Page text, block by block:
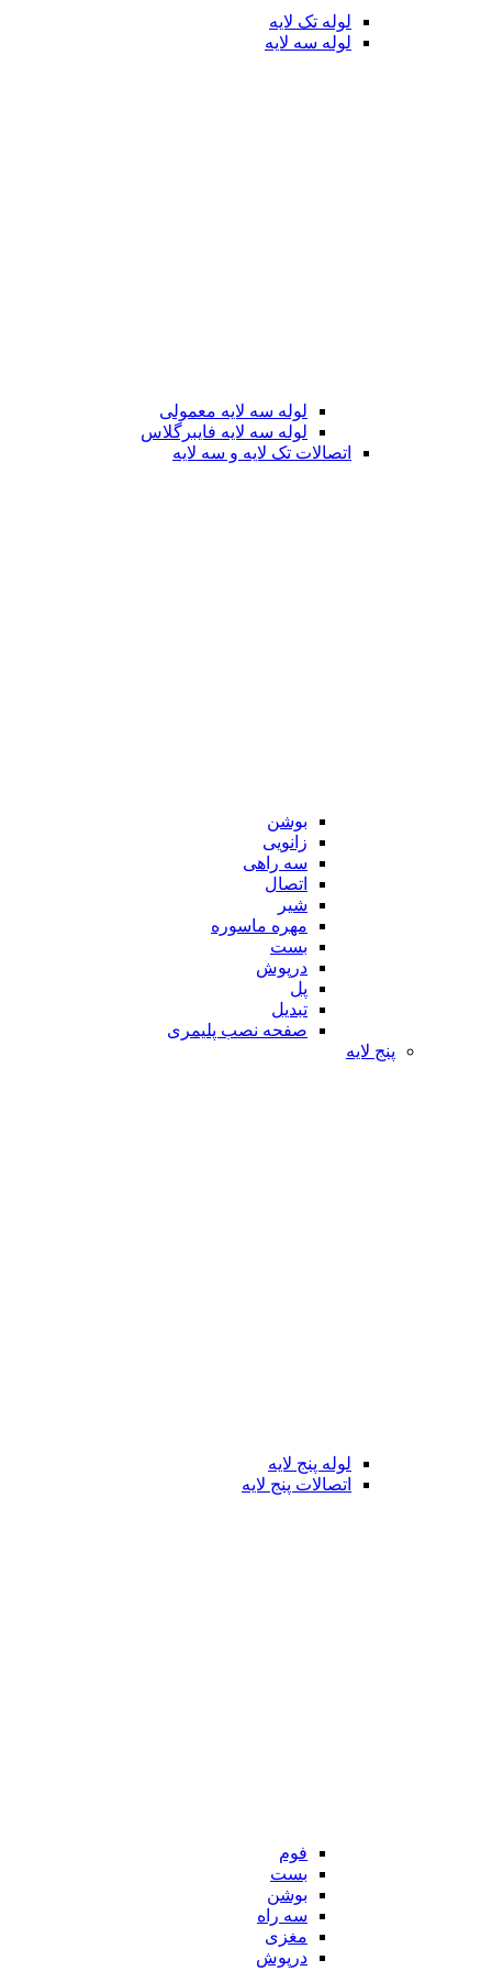
لوله تک لایه
لوله سه لایه
لوله سه لایه معمولی
لوله سه لایه فایبرگلاس
اتصالات تک لایه و سه لایه
بوشن
زانویی
سه راهی
اتصال
شیر
مهره ماسوره
بست
درپوش
پل
تبدیل
صفحه نصب پلیمری
پنج لایه
لوله پنج لایه
اتصالات پنج لایه
فوم
بست
بوشن
سه راه
مغزی
درپوش